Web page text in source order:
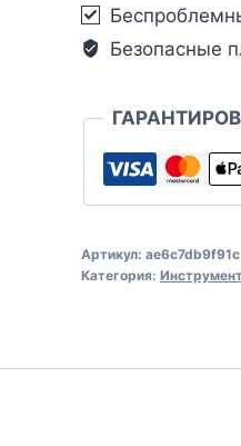
Безопасные
Артикул: ae6c7db9f91c
Категория: